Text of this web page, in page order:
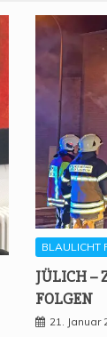
BLAULICHT
JÜLICH –
FOLGEN
21. Januar